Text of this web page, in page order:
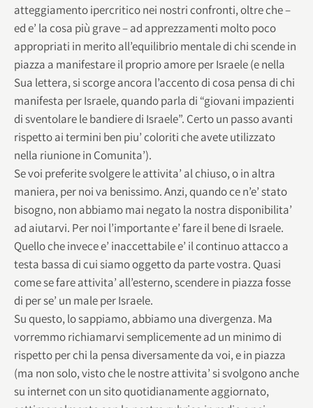
atteggiamento ipercritico nei nostri confronti, oltre che –
ed e’ la cosa più grave – ad apprezzamenti molto poco
appropriati in merito all’equilibrio mentale di chi scende in
piazza a manifestare il proprio amore per Israele (e nella
Sua lettera, si scorge ancora l’accento di cosa pensa di chi
manifesta per Israele, quando parla di “giovani impazienti
di sventolare le bandiere di Israele”. Certo un passo avanti
rispetto ai termini ben piu’ coloriti che avete utilizzato
nella riunione in Comunita’).
Se voi preferite svolgere le attivita’ al chiuso, o in altra
maniera, per noi va benissimo. Anzi, quando ce n’e’ stato
bisogno, non abbiamo mai negato la nostra disponibilita’
ad aiutarvi. Per noi l’importante e’ fare il bene di Israele.
Quello che invece e’ inaccettabile e’ il continuo attacco a
testa bassa di cui siamo oggetto da parte vostra. Quasi
come se fare attivita’ all’esterno, scendere in piazza fosse
di per se’ un male per Israele.
Su questo, lo sappiamo, abbiamo una divergenza. Ma
vorremmo richiamarvi semplicemente ad un minimo di
rispetto per chi la pensa diversamente da voi, e in piazza
(ma non solo, visto che le nostre attivita’ si svolgono anche
su internet con un sito quotidianamente aggiornato,